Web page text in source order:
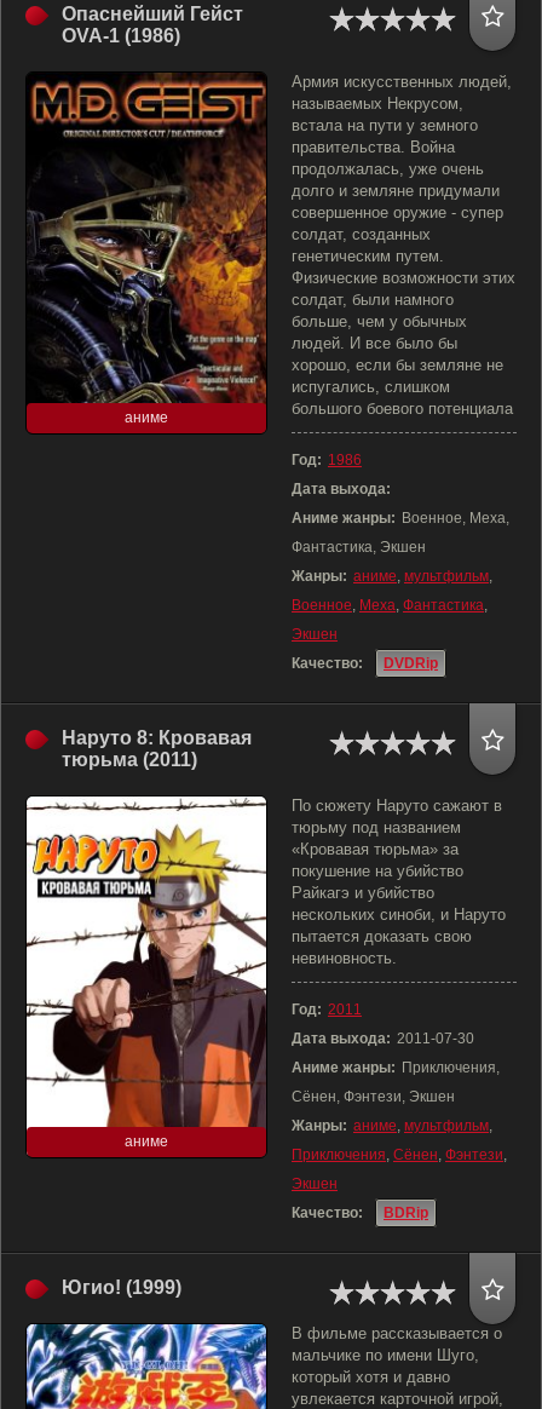
Опаснейший Гейст
OVA-1 (1986)
аниме
Армия искусственных людей,
называемых Некрусом,
встала на пути у земного
правительства. Война
продолжалась, уже очень
долго и земляне придумали
совершенное оружие - супер
солдат, созданных
генетическим путем.
Физические возможности этих
солдат, были намного
больше, чем у обычных
людей. И все было бы
хорошо, если бы земляне не
испугались, слишком
большого боевого потенциала
Год: 1986
Дата выхода:
Аниме жанры: Военное, Меха,
Фантастика, Экшен
Жанры: аниме, мультфильм,
Военное, Меха, Фантастика,
Экшен
Качество:
DVDRip
Наруто 8: Кровавая
тюрьма (2011)
аниме
По сюжету Наруто сажают в
тюрьму под названием
«Кровавая тюрьма» за
покушение на убийство
Райкагэ и убийство
нескольких синоби, и Наруто
пытается доказать свою
невиновность.
Год: 2011
Дата выхода: 2011-07-30
Аниме жанры: Приключения,
Сёнен, Фэнтези, Экшен
Жанры: аниме, мультфильм,
Приключения, Сёнен, Фэнтези,
Экшен
Качество:
BDRip
Югио! (1999)
В фильме рассказывается о
мальчике по имени Шуго,
который хотя и давно
увлекается карточной игрой,